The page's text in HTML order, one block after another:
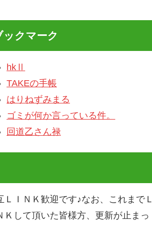
ックマーク
hkⅡ
TAKEの手帳
はりねずみまる
ゴミが何か言っている件。
回道乙さん禄
ＬＩＮＫ歓迎です♪なお、これまでＬ
Ｋして頂いた皆様方、更新が止まっ